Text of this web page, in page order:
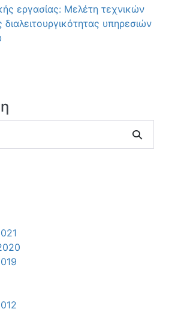
εργασίας: Μελέτη τεχνικών
υπηρεσιών